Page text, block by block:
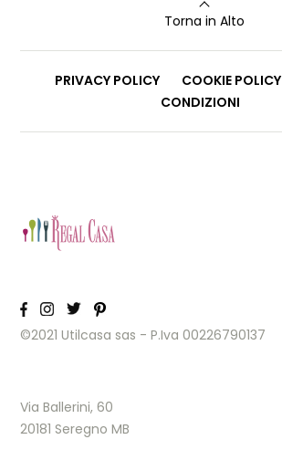
Torna in Alto
PRIVACY POLICY COOKIE POLICY
CONDIZIONI
©2021 Utilcasa sas - P.Iva 00226790137
Via Ballerini, 60
20181 Seregno MB